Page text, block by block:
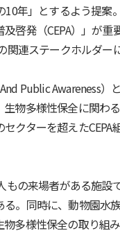
年」とするよう提案
啓発（CEPA）」が
関連ステークホルダー
Public Awareness
物多様性保全に関わ
クターを超えた
の来場者がある施設
。同時に、動物園水
多様性保全の取り組